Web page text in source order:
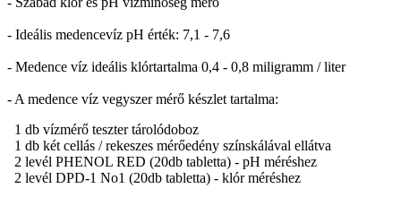
- Ideális medencevíz pH érték: 7,1 - 7,6
- Medence víz ideális klórtartalma 0,4 - 0,8 miligramm / liter
- A medence víz vegyszer mérő készlet tartalma:
1 db vízmérő teszter tárolódoboz
1 db két cellás / rekeszes mérőedény színskálával ellátva
2 levél PHENOL RED (20db tabletta) - pH méréshez
2 levél DPD-1 No1 (20db tabletta) - klór méréshez